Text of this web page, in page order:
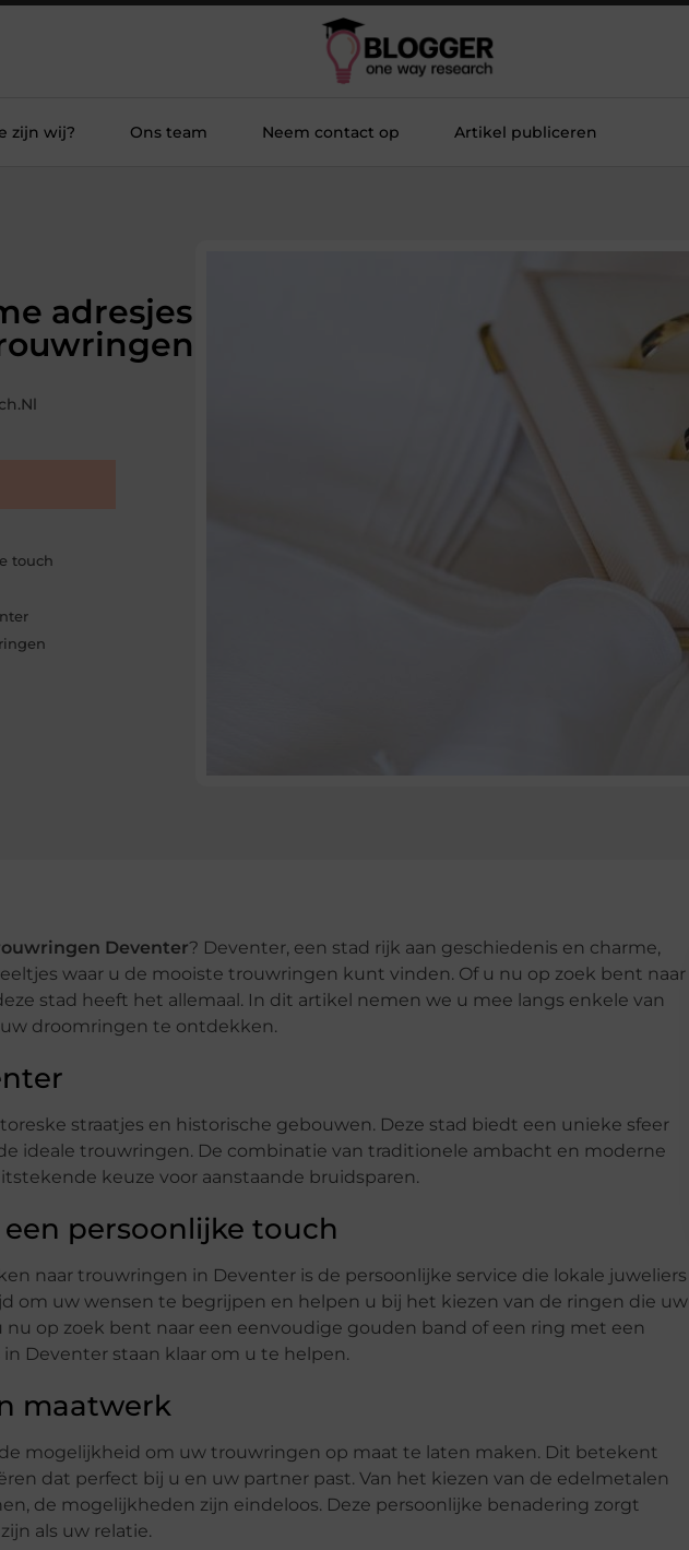
zijn wij? Ons team Neem contact op Artikel publiceren
adresjes
touch
Deventer? Deventer, een stad rijk aan geschiedenis en charme,
waar u de mooiste trouwringen kunt vinden. Of u nu op zoek bent naar
stad heeft het allemaal. In dit artikel nemen we u mee langs enkele van
droomringen te ontdekken.
straatjes en historische gebouwen. Deze stad biedt een unieke sfeer
ideale trouwringen. De combinatie van traditionele ambacht en moderne
keuze voor aanstaande bruidsparen.
persoonlijke touch
naar trouwringen in Deventer is de persoonlijke service die lokale juweliers
om uw wensen te begrijpen en helpen u bij het kiezen van de ringen die uw
nu op zoek bent naar een eenvoudige gouden band of een ring met een
Deventer staan klaar om u te helpen.
maatwerk
mogelijkheid om uw trouwringen op maat te laten maken. Dit betekent
dat perfect bij u en uw partner past. Van het kiezen van de edelmetalen
de mogelijkheden zijn eindeloos. Deze persoonlijke benadering zorgt
als uw relatie.